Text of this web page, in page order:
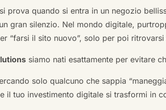
prova quando si entra in un negozio
gran silenzio. Nel mondo digitale,
“farsi il sito nuovo”, solo per poi
siamo nati esattamente per evitare
solo qualcuno che sappia
il tuo investimento digitale si trasformi in